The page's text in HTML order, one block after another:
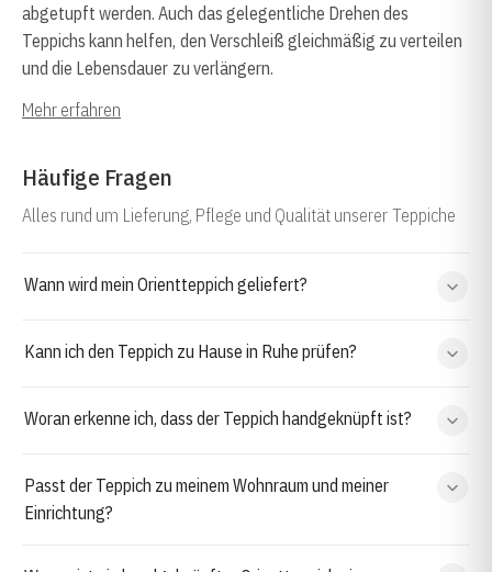
abgetupft werden. Auch das gelegentliche Drehen des
Teppichs kann helfen, den Verschleiß gleichmäßig zu verteilen
und die Lebensdauer zu verlängern.
Mehr erfahren
Häufige Fragen
Alles rund um Lieferung, Pflege und Qualität unserer Teppiche
Wann wird mein Orientteppich geliefert?
Kann ich den Teppich zu Hause in Ruhe prüfen?
Woran erkenne ich, dass der Teppich handgeknüpft ist?
Passt der Teppich zu meinem Wohnraum und meiner
Einrichtung?